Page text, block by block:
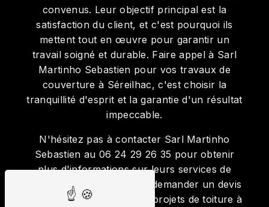
convenus. Leur objectif principal est la
satisfaction du client, et c'est pourquoi ils
mettent tout en œuvre pour garantir un
travail soigné et durable. Faire appel à Sarl
Martinho Sebastien pour vos travaux de
couverture à Séreilhac, c'est choisir la
tranquillité d'esprit et la garantie d'un résultat
impeccable.
N'hésitez pas à contacter Sarl Martinho
Sebastien au 06 24 29 26 35 pour obtenir
plus d'informations sur leurs services de
couverture à Séreilhac et demander un devis
personnalisé. Confiez vos projets de toiture à